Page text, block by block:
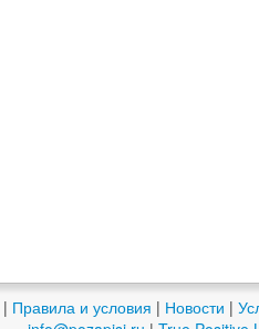
| Правила и условия | Новости |